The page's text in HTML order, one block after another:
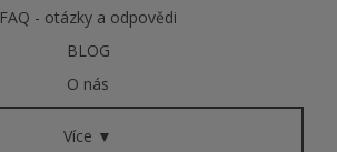
FAQ - otázky a odpovědi
BLOG
O nás
Více ▼